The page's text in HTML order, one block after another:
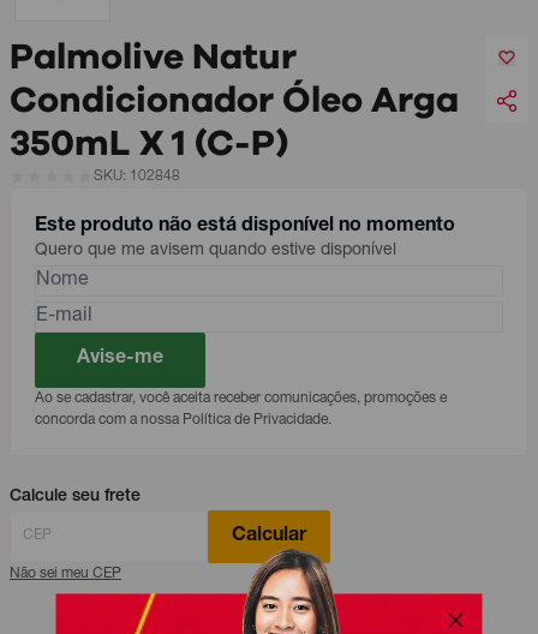
Palmolive Natur
Condicionador Óleo Arga
350mL X 1 (C-P)
SKU: 102848
Este produto não está disponível no momento
Quero que me avisem quando estive disponível
Avise-me
Ao se cadastrar, você aceita receber comunicações, promoções e
concorda com a nossa Política de Privacidade.
Calcule seu frete
Calcular
Não sei meu CEP